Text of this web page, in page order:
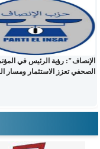
الإنصاف": رؤية الرئيس في
الصحفي تعزز الاستثمار ومسار